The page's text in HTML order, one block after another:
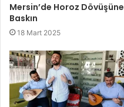
Mersin’de Horoz Dövüşüne
Baskın
18 Mart 2025